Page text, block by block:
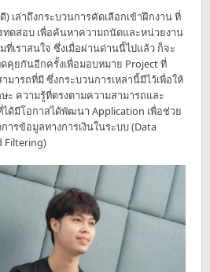
เล่าถึงกระบวนการคัดเลือกเข้าฝึกงาน ที่
ทดสอบ เพื่อค้นหาความถนัดและหน่วยงาน
เราสนใจ ซึ่งเมื่อผ่านด่านนี้ไปแล้ว ก็จะ
คุยกันอีกครั้งเพื่อมอบหมาย Project ที่
มารถที่มี ซึ่งกระบวนการเหล่านี้มีไว้เพื่อให้
ความรู้ที่ตรงตามความสามารถและ
ด้มีโอกาสได้พัฒนา Application เพื่อช่วย
รข้อมูลทางการเงินในระบบ (Data
Filtering)